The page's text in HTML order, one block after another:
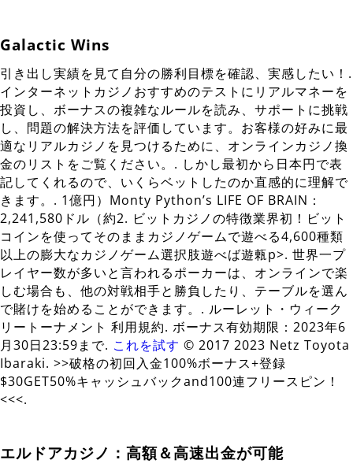
Galactic Wins
引き出し実績を見て自分の勝利目標を確認、実感したい！.
インターネットカジノおすすめのテストにリアルマネーを
投資し、ボーナスの複雑なルールを読み、サポートに挑戦
し、問題の解決方法を評価しています。お客様の好みに最
適なリアルカジノを見つけるために、オンラインカジノ換
金のリストをご覧ください。. しかし最初から日本円で表
記してくれるので、いくらベットしたのか直感的に理解で
きます。. 1億円）Monty Python’s LIFE OF BRAIN：
2,241,580ドル（約2. ビットカジノの特徴業界初！ビット
コインを使ってそのままカジノゲームで遊べる4,600種類
以上の膨大なカジノゲーム選択肢遊べば遊㼯p>. 世界一プ
レイヤー数が多いと言われるポーカーは、オンラインで楽
しむ場合も、他の対戦相手と勝負したり、テーブルを選ん
で賭けを始めることができます。. ルーレット・ウィーク
リートーナメント 利用規約. ボーナス有効期限：2023年6
月30日23:59まで. これを試す © 2017 2023 Netz Toyota
Ibaraki. >>破格の初回入金100%ボーナス+登録
$30GET50%キャッシュバックand100連フリースピン！
<<<.
エルドアカジノ：高額＆高速出金が可能